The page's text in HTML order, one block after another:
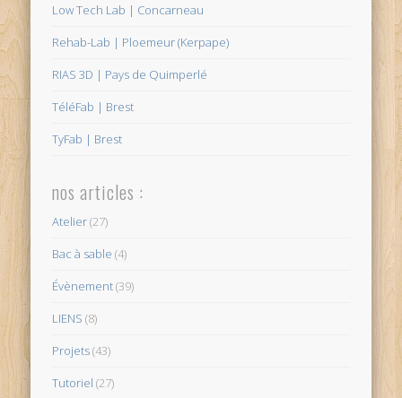
Low Tech Lab | Concarneau
Rehab-Lab | Ploemeur (Kerpape)
RIAS 3D | Pays de Quimperlé
TéléFab | Brest
TyFab | Brest
nos articles :
Atelier(27)
Bac à sable (4)
Évènement(39)
LIENS (8)
Projets(43)
Tutoriel (27)